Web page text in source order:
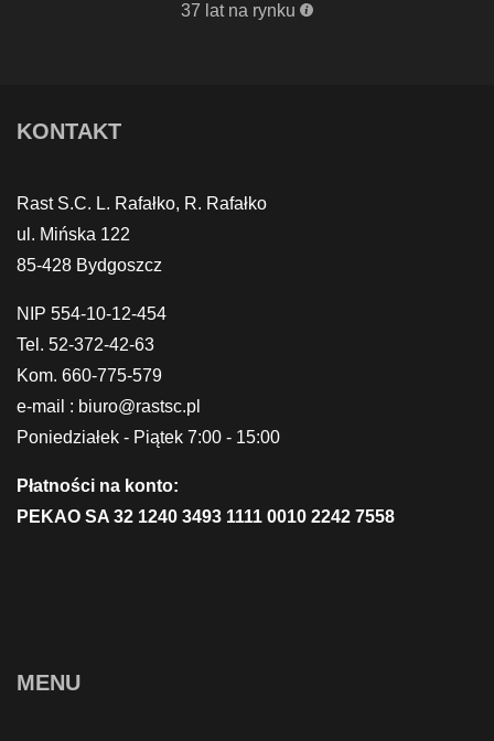
37 lat na rynku
KONTAKT
Rast S.C. L. Rafałko, R. Rafałko
ul. Mińska 122
85-428 Bydgoszcz
NIP 554-10-12-454
Tel. 52-372-42-63
Kom. 660-775-579
e-mail : biuro@rastsc.pl
Poniedziałek - Piątek 7:00 - 15:00
Płatności na konto:
PEKAO SA 32 1240 3493 1111 0010 2242 7558
MENU